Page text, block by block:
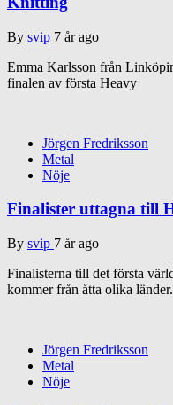
By svip 7 år ago
Emma Karlsson från
finalen av första Heavy
Jörgen Fredriksson
Metal
Nöje
Finalister uttagna till
By svip 7 år ago
Finalisterna till det första
kommer från åtta olika
Jörgen Fredriksson
Metal
Nöje